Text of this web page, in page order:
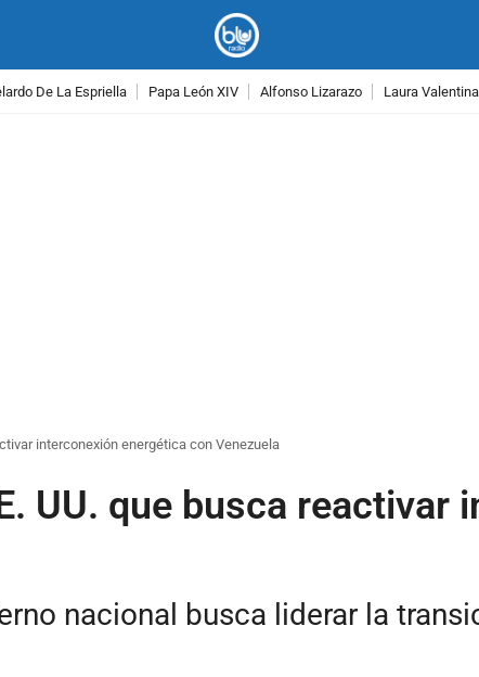
De La Espriella Papa León XIV Alfonso Lizarazo Laura
interconexión energética con Venezuela
UU. que busca reactivar
nacional busca liderar la